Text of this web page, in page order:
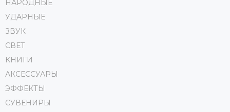
НАРОДНЫЕ
УДАРНЫЕ
ЗВУК
СВЕТ
КНИГИ
АКСЕССУАРЫ
ЭФФЕКТЫ
СУВЕНИРЫ